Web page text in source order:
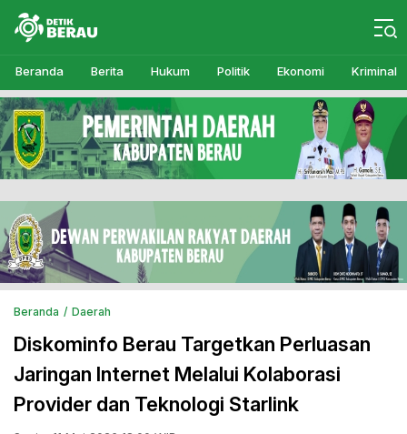
Detikberau.com
Media Diskusi Rakyat
Beranda Berita Hukum Politik Ekonomi Kriminal
Beranda Daerah
Diskominfo Berau Targetkan Perluasan
Jaringan Internet Melalui Kolaborasi
Provider dan Teknologi Starlink